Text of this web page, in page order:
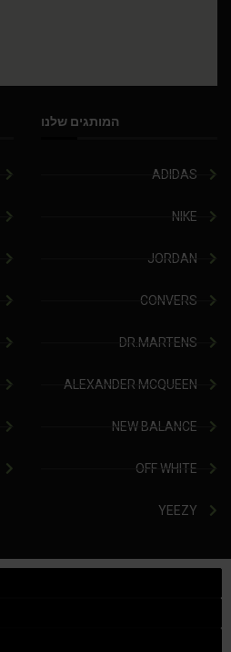
המותגים שלנו
ADIDAS
NIKE
JORDAN
CONVERS
DR.MARTENS
ALEXANDER MCQUEEN
NEW BALANCE
OFF WHITE
YEEZY